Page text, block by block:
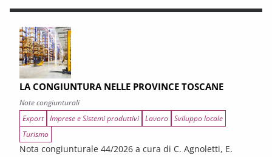
LA CONGIUNTURA NELLE PROVINCE TOSCANE
Note congiunturali
Export Imprese e Sistemi produttivi Lavoro Sviluppo locale
Turismo
Nota congiunturale 44/2026 a cura di C. Agnoletti, E.